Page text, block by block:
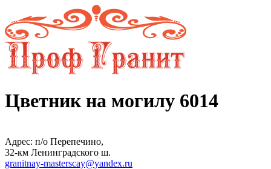
Цветник на могилу 6014
Адрес: п/о Перепечино,
32-км Ленинградского ш.
granitnay-masterscay@yandex.ru